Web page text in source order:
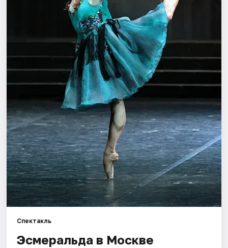
Рейтинги
Спектакль
Эсмеральда в Москве